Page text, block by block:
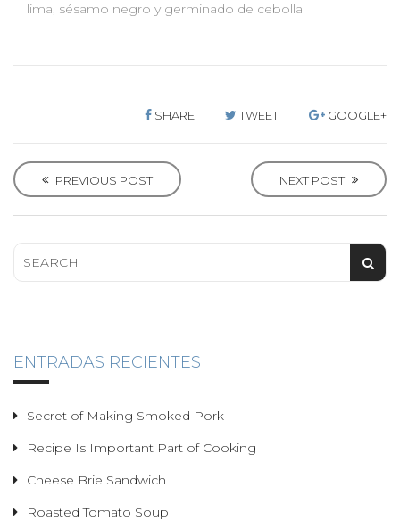
lima, sésamo negro y germinado de cebolla
SHARE TWEET GOOGLE+
o
s
n
o
n
PREVIOUS POST NEXT POST
ENTRADAS RECIENTES
Secret of Making Smoked Pork
Recipe Is Important Part of Cooking
Cheese Brie Sandwich
Roasted Tomato Soup